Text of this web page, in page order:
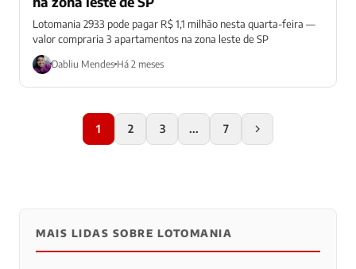
Lotomania 2933 pode pagar R$ 1,1 milhão nesta quarta-feira —
valor compraria 3 apartamentos na zona leste de SP
Dabliu Mendes Há 2 meses
1 2 3 ... 7
MAIS LIDAS SOBRE LOTOMANIA